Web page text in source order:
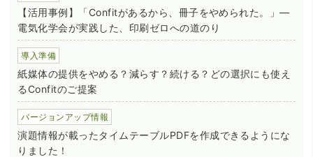
【活用事例】「Confitがあるから、冊子をやめられた。」―
電気化学会が実践した、印刷ゼロへの道のり
導入準備
紙媒体の提供をやめる？減らす？続ける？どの選択にも使え
るConfitのご提案
バージョンアップ情報
演題情報が載ったタイムテーブルPDFを作成できるようにな
りました！